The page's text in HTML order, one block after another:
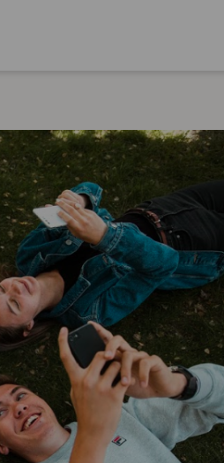
Lukio
LOPS 2021
GLP 2021
Oppimateriaalit
Hinnasto
Lukion pakettilisenssi
Käyttöönotto
Bruksanvisning
Tilaa